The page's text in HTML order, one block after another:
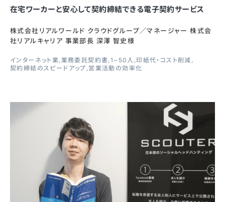
在宅ワーカーと安心して契約締結できる電子契約サービス
株式会社リアルワールド クラウドグループ／マネージャー 株式会
社リアルキャリア 事業部長 深澤 智史様
インターネット業 業務委託契約書 1~50人 印紙代・コスト削減
契約締結のスピードアップ 営業活動の効率化